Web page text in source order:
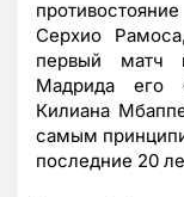
Серхио
первый матч
Мадрида его
Килиана
самым
последние 20